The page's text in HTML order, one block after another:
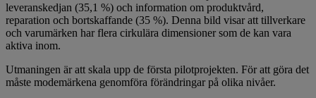
leveranskedjan (35,1 %) och information om produktvård,
reparation och bortskaffande (35 %). Denna bild visar att tillverkare
och varumärken har flera cirkulära dimensioner som de kan vara
aktiva inom.
Utmaningen är att skala upp de första pilotprojekten. För att göra det
måste modemärkena genomföra förändringar på olika nivåer.